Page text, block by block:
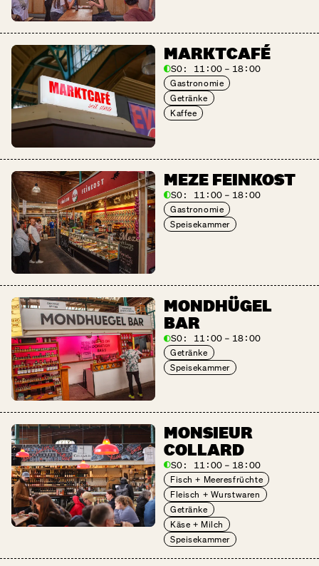
MARKTCAFÉ
SO: 11:00 – 18:00
Gastronomie
Getränke
Kaffee
MEZE FEINKOST
SO: 11:00 – 18:00
Gastronomie
Speisekammer
MONDHÜGEL
BAR
SO: 11:00 – 18:00
Getränke
Speisekammer
MONSIEUR
COLLARD
SO: 11:00 – 18:00
Fisch + Meeresfrüchte
Fleisch + Wurstwaren
Getränke
Käse + Milch
Speisekammer